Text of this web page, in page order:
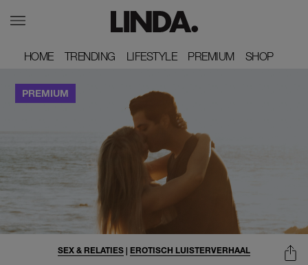
HOME
HOME TRENDING
TRENDING LIFESTYLE
LIFESTYLE PREMIUM
PREMIUM SHOP
SHOP
SEX & RELATIES | EROTISCH LUISTERVERHAAL